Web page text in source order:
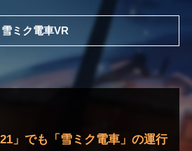
雪ミク電車VR
」でも「雪ミク電車」の運行